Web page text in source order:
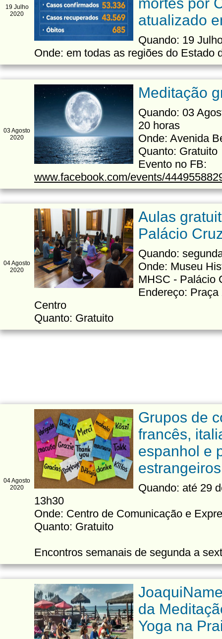
19 Julho
2020
atualizado
Quando: 19
Onde: em todas as regiões do Estado
03 Agosto
2020
Meditação
Quando: 03
20 horas
Onde: Avenida
Quanto: Gratuito
Evento no FB:
www.facebook.com/events/
04 Agosto
2020
Aulas
Palácio
Quando:
Onde: Museu
MHSC - Palácio
Endereço:
Centro
Quanto: Gratuito
04 Agosto
2020
Grupos de
francês,
espanhol e
Quando: até 29
13h30
Onde: Centro de Comunicação e
Quanto: Gratuito
Encontros semanais de segunda a
da
Yoga na